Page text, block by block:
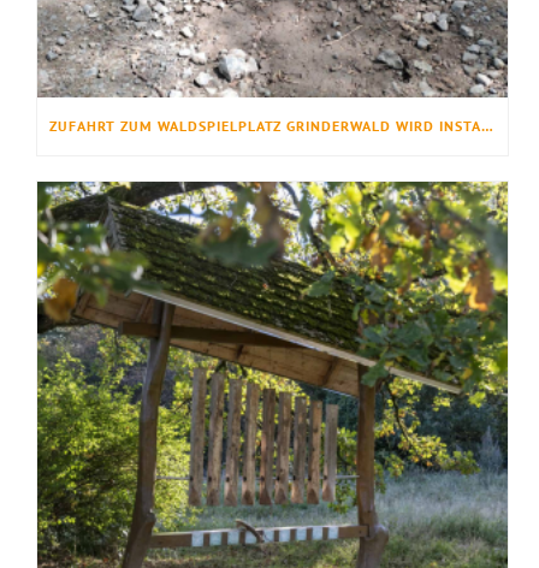
ZUFAHRT ZUM WALDSPIELPLATZ GRINDERWALD WIRD INSTANDGESETZT